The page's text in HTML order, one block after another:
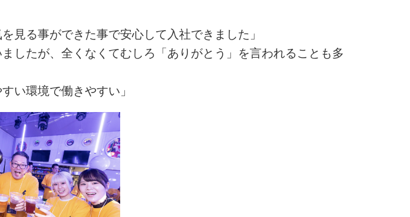
見る事ができた事で安心して入社できました」
したが、全くなくてむしろ「ありがとう」を言われることも多
い環境で働きやすい」